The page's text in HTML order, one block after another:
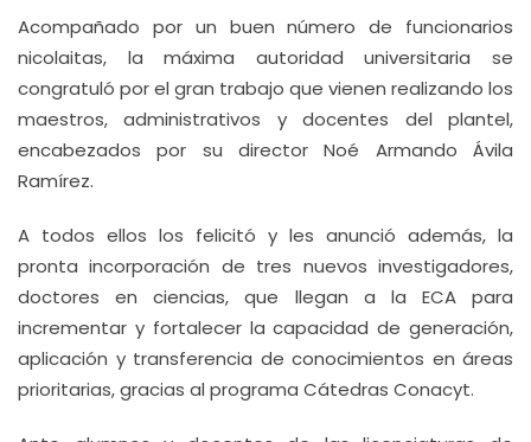
Acompañado por un buen número de funcionarios
nicolaitas, la máxima autoridad universitaria se
congratuló por el gran trabajo que vienen realizando los
maestros, administrativos y docentes del plantel,
encabezados por su director Noé Armando Ávila
Ramírez.
A todos ellos los felicitó y les anunció además, la
pronta incorporación de tres nuevos investigadores,
doctores en ciencias, que llegan a la ECA para
incrementar y fortalecer la capacidad de generación,
aplicación y transferencia de conocimientos en áreas
prioritarias, gracias al programa Cátedras Conacyt.